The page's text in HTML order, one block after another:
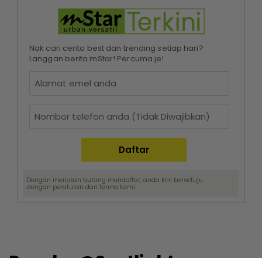
Nak cari cerita best dan trending setiap hari?
Langgan berita mStar! Percuma je!
Dengan menekan butang mendaftar, anda kini bersetuju
dengan peraturan dan terma kami.